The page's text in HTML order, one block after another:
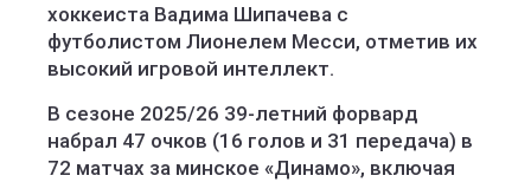
хоккеиста Вадима Шипачева с
футболистом Лионелем Месси, отметив их
высокий игровой интеллект.
В сезоне 2025/26 39-летний форвард
набрал 47 очков (16 голов и 31 передача) в
72 матчах за минское «Динамо», включая